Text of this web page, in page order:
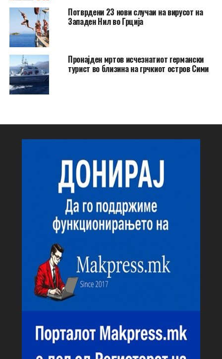
Потврдени 23 нови случаи на вирусот на
Западен Нил во Грција
Пронајден мртов исчезнатиот германски
турист во близина на грчкиот остров Сими